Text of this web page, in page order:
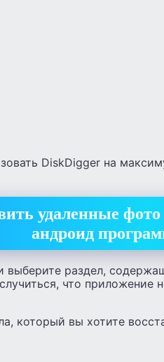
DiskDigger на
удаленные
андроид
выберите раздел,
что приложение
который вы хотите